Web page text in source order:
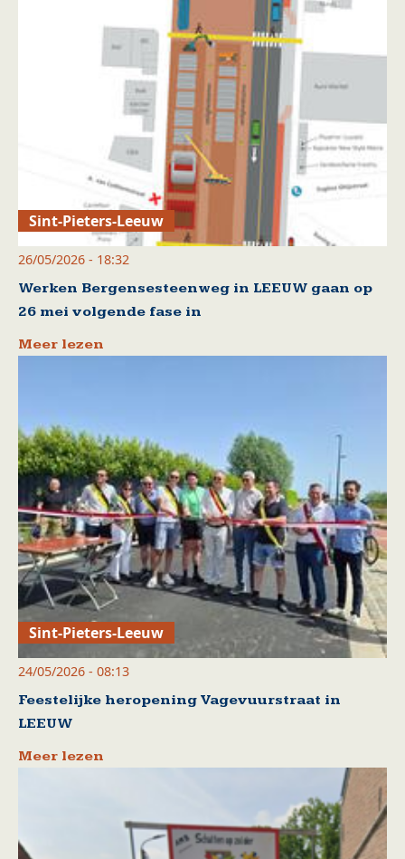
Sint-Pieters-Leeuw
26/05/2026 - 18:32
Werken Bergensesteenweg in LEEUW gaan op
26 mei volgende fase in
Meer lezen
Sint-Pieters-Leeuw
24/05/2026 - 08:13
Feestelijke heropening Vagevuurstraat in
LEEUW
Meer lezen